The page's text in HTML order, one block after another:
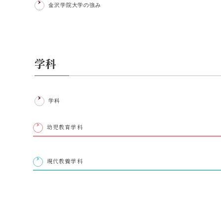
金沢学院大学の強み
学科
学科
幼児教育学科
現代教養学科